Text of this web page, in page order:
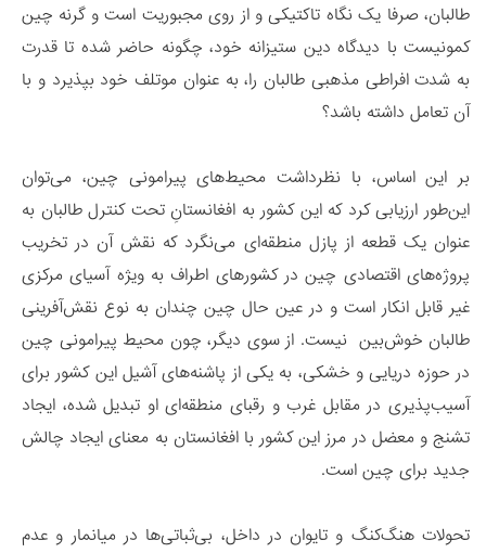
طالبان، صرفا یک نگاه تاکتیکی و از روی مجبوریت است و گرنه چین
کمونیست با دیدگاه دین ستیزانه خود، چگونه حاضر شده تا قدرت
به شدت افراطی مذهبی طالبان را، به عنوان موتلف خود بپذیرد و با
آن تعامل داشته باشد؟
بر این اساس، با نظرداشت محیط‌های پیرامونی چین، می‌توان
این‌طور ارزیابی کرد که این کشور به افغانستانِ تحت کنترل طالبان به
عنوان یک قطعه از پازل منطقه‌ای می‌نگرد که نقش آن در تخریب
پروژه‌های اقتصادی چین در کشورهای اطراف به ویژه آسیای مرکزی
غیر قابل انکار است و در عین حال چین چندان به نوع نقش‌آفرینی
طالبان خوش‌بین نیست. از سوی دیگر، چون محیط پیرامونی چین
در حوزه دریایی و خشکی، به یکی از پاشنه‌های آشیل این کشور برای
آسیب‌پذیری در مقابل غرب و رقبای منطقه‌ای او تبدیل شده، ایجاد
تشنج و معضل در مرز این کشور با افغانستان به معنای ایجاد چالش
جدید برای چین است.
تحولات هنگ‌کنگ و تایوان در داخل، بی‌ثباتی‌ها در میانمار و عدم